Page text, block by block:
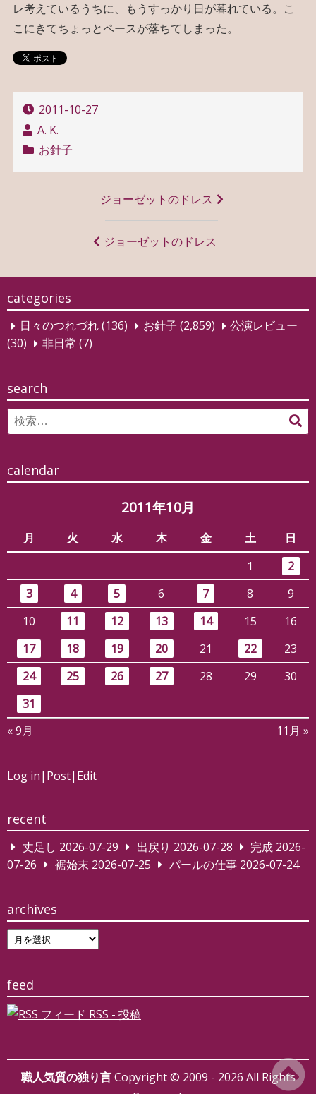
レ考えているうちに、もうすっかり日が暮れている。こ
こにきてちょっとペースが落ちてしまった。
2011-10-27
A. K.
お針子
ゲ
ー
シ
ョ
ジョーゼットのドレス
ジョーゼットのドレス
categories
日々のつれづれ(136) お針子 (2,859)
公演レビュー
(30)
非日常 (7)
search
Search
for:
検
calendar
2011年10月
月 火 水 木 金 土
日
1
2
3
4 5 6 7 8
9
10
11 12 13 14 15
16
17
18 19 20 21 22
23
24
25 26 27 28 29
30
31
« 9月
11月 »
Log in| Post| Edit
recent
丈足し 2026-07-29 出戻り 2026-07-28 完成 2026-
07-26
裾始末 2026-07-25 パールの仕事 2026-07-24
archives
archives
feed
RSS - 投稿
職人気質の独り言Copyright © 2009 - 2026 All Rights